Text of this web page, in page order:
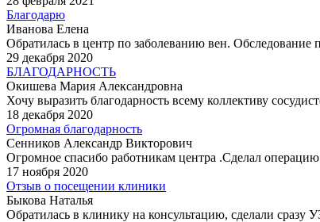
Благодарю
Иванова Елена
Обратилась в центр по заболеванию вен. Обследование
29 декабря 2020
БЛАГОДАРНОСТЬ
Окишева Мария Александровна
Хочу выразить благодарность всему коллективу
18 декабря 2020
Огромная благодарность
Сенников Александр Викторович
Огромное спасибо работникам центра .Сделал
17 ноября 2020
Отзыв о посещении клиники
Быкова Наталья
Обратилась в клинику на консультацию, сделали